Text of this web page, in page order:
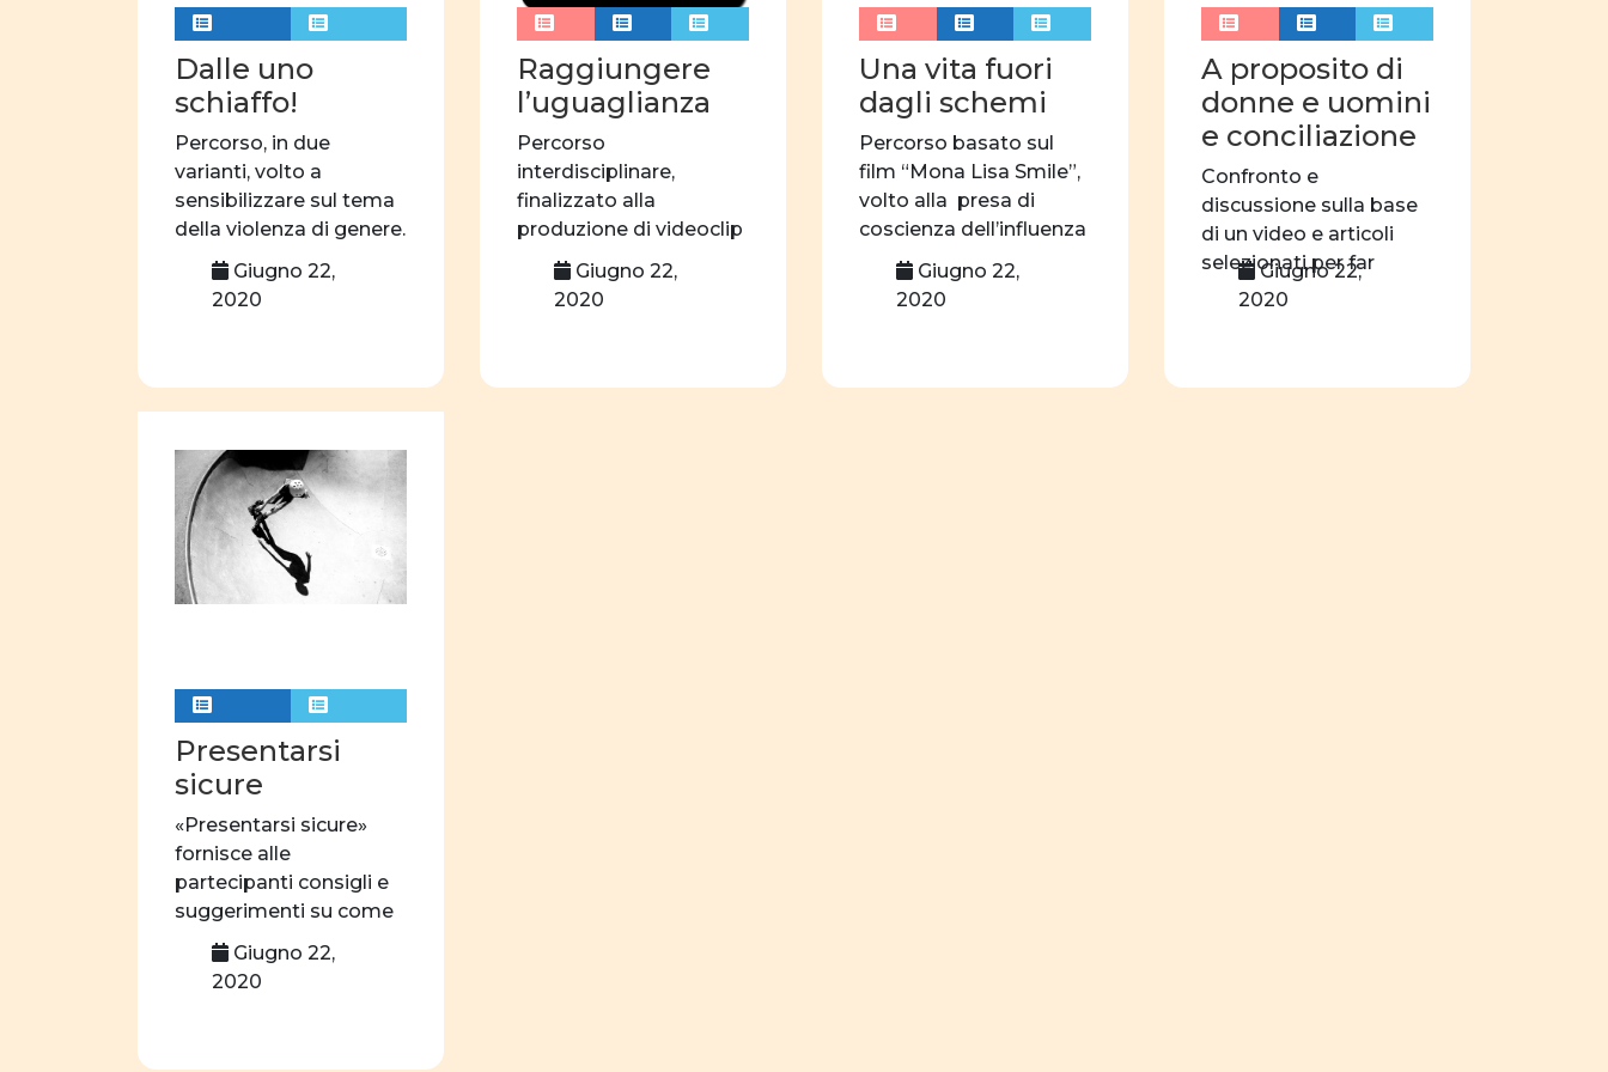
linguaggio
associazioni
sport
autrici
edizioni
Formazione
webinar
videogioco
identità di genere
Dalle uno
schiaffo!
Percorso, in due
varianti, volto a
sensibilizzare sul tema
della violenza di genere.
Attraverso l’analisi […]
Giugno 22,
2020
Raggiungere
l’uguaglianza
Percorso
interdisciplinare,
finalizzato alla
produzione di videoclip
sul tema delle pari
opportunità.
Giugno 22,
2020
Una vita fuori
dagli schemi
Percorso basato sul
film “Mona Lisa Smile”,
volto alla presa di
coscienza dell’influenza
del contesto […]
Giugno 22,
2020
A proposito di
donne e uomini
e conciliazione
Confronto e
discussione sulla base
di un video e articoli
selezionati per far
emergere come […]
Giugno 22,
2020
Presentarsi
sicure
«Presentarsi sicure»
fornisce alle
partecipanti consigli e
suggerimenti su come
comportarsi per essere
considerate come […]
Giugno 22,
2020